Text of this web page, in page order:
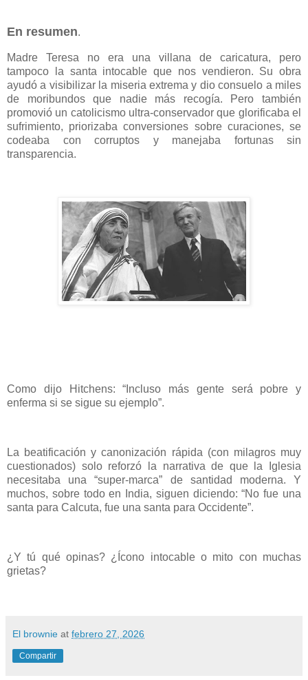
En resumen.
Madre Teresa no era una villana de caricatura, pero
tampoco la santa intocable que nos vendieron. Su obra
ayudó a visibilizar la miseria extrema y dio consuelo a miles
de moribundos que nadie más recogía. Pero también
promovió un catolicismo ultra-conservador que glorificaba el
sufrimiento, priorizaba conversiones sobre curaciones, se
codeaba con corruptos y manejaba fortunas sin
transparencia.
Como dijo Hitchens: “Incluso más gente será pobre y
enferma si se sigue su ejemplo”.
La beatificación y canonización rápida (con milagros muy
cuestionados) solo reforzó la narrativa de que la Iglesia
necesitaba una “super-marca” de santidad moderna. Y
muchos, sobre todo en India, siguen diciendo: “No fue una
santa para Calcuta, fue una santa para Occidente”.
¿Y tú qué opinas? ¿Ícono intocable o mito con muchas
grietas?
El brownie at febrero 27, 2026
Compartir